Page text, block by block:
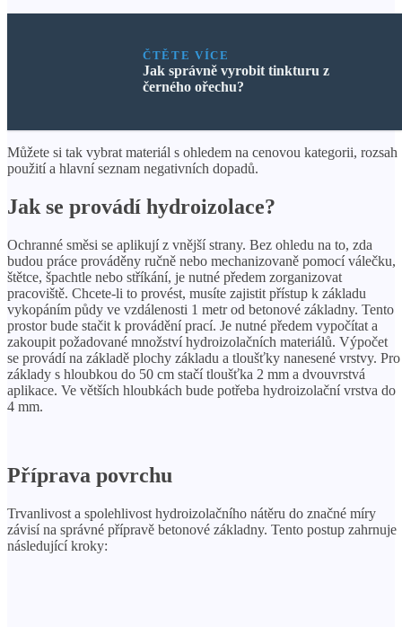
ČTĚTE VÍCE
Jak správně vyrobit tinkturu z
černého ořechu?
Můžete si tak vybrat materiál s ohledem na cenovou kategorii, rozsah
použití a hlavní seznam negativních dopadů.
Jak se provádí hydroizolace?
Ochranné směsi se aplikují z vnější strany. Bez ohledu na to, zda
budou práce prováděny ručně nebo mechanizovaně pomocí válečku,
štětce, špachtle nebo stříkání, je nutné předem zorganizovat
pracoviště. Chcete-li to provést, musíte zajistit přístup k základu
vykopáním půdy ve vzdálenosti 1 metr od betonové základny. Tento
prostor bude stačit k provádění prací. Je nutné předem vypočítat a
zakoupit požadované množství hydroizolačních materiálů. Výpočet
se provádí na základě plochy základu a tloušťky nanesené vrstvy. Pro
základy s hloubkou do 50 cm stačí tloušťka 2 mm a dvouvrstvá
aplikace. Ve větších hloubkách bude potřeba hydroizolační vrstva do
4 mm.
Příprava povrchu
Trvanlivost a spolehlivost hydroizolačního nátěru do značné míry
závisí na správné přípravě betonové základny. Tento postup zahrnuje
následující kroky: